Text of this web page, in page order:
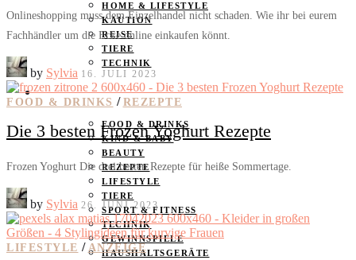
HOME & LIFESTYLE
KAUTION
REISE
TIERE
TECHNIK
KATEGORIEN
FOOD & DRINKS
KIND & BABY
BEAUTY
REZEPTE
LIFESTYLE
TIERE
SPORT & FITNESS
TECHNIK
GEWINNSPIELE
HAUSHALTSGERÄTE
Onlineshopping muss dem Einzelhandel nicht schaden. Wie ihr bei eurem
Fachhändler um die Ecke online einkaufen könnt.
by Sylvia 16. JULI 2023
FOOD & DRINKS / REZEPTE
Die 3 besten Frozen Yoghurt Rezepte
Frozen Yoghurt Die drei besten Rezepte für heiße Sommertage.
by Sylvia 26. JUNI 2023
LIFESTYLE / ANZEIGE